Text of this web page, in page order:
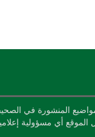
المنشورة في
الموقع أي مسؤولية